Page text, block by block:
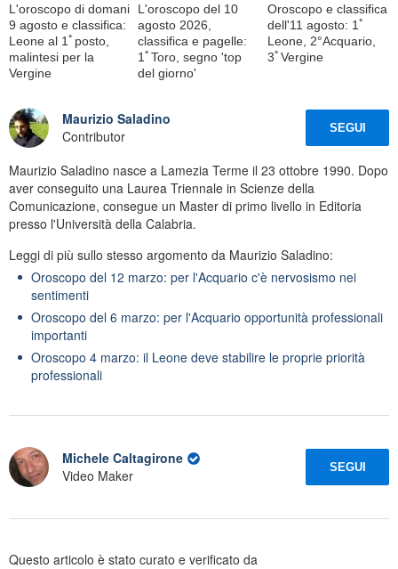
L'oroscopo di domani
9 agosto e classifica:
Leone al 1ﾟposto,
malintesi per la
Vergine
L'oroscopo del 10
agosto 2026,
classifica e pagelle:
1ﾟToro, segno 'top
del giorno'
Oroscopo e classifica
dell'11 agosto: 1ﾟ
Leone, 2°Acquario,
3ﾟVergine
Maurizio Saladino
Contributor
SEGUI
Maurizio Saladino nasce a Lamezia Terme il 23 ottobre 1990. Dopo
aver conseguito una Laurea Triennale in Scienze della
Comunicazione, consegue un Master di primo livello in Editoria
presso l'Università della Calabria.
Leggi di più sullo stesso argomento da Maurizio Saladino:
Oroscopo del 12 marzo: per l'Acquario c'è nervosismo nei
sentimenti
Oroscopo del 6 marzo: per l'Acquario opportunità professionali
importanti
Oroscopo 4 marzo: il Leone deve stabilire le proprie priorità
professionali
Michele Caltagirone
Video Maker
SEGUI
Questo articolo è stato curato e verificato da